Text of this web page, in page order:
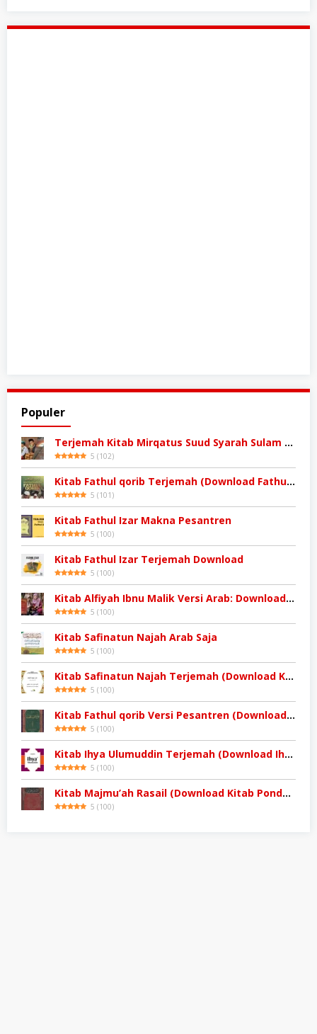
Populer
Terjemah Kitab Mirqatus Suud Syarah Sulam Taufiq
5 (102)
Kitab Fathul qorib Terjemah (Download Fathul qorib)
5 (101 )
Kitab Fathul Izar Makna Pesantren
5 (100)
Kitab Fathul Izar Terjemah Download
5 (100)
Kitab Alfiyah Ibnu Malik Versi Arab: Download Kitab
5 (100)
Kitab Safinatun Najah Arab Saja
5 (100)
Kitab Safinatun Najah Terjemah (Download Kitab)
5 (100)
Kitab Fathul qorib Versi Pesantren (Download Kitab Kuning)
5 (100)
Kitab Ihya Ulumuddin Terjemah (Download Ihya Ulumuddin)
5 (100)
Kitab Majmu’ah Rasail (Download Kitab Pondok)
5 (100)